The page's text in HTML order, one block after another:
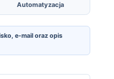
Automatyzacja
e-mail oraz opis